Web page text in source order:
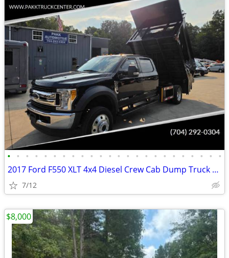
• • • • • • • • • • • • • • • • • • • • • • • •
2017 Ford F550 XLT 4x4 Diesel Crew Cab Dump Truck High Wall Liftgate
7/12
$8,000